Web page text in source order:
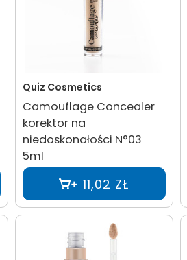
Quiz Cosmetics
Camouflage Concealer
korektor na
niedoskonałości N°03
5ml
11,02 ZŁ